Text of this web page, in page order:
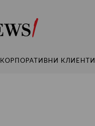
Andrews
КОРПОРАТИВНИ КЛИЕНТИ